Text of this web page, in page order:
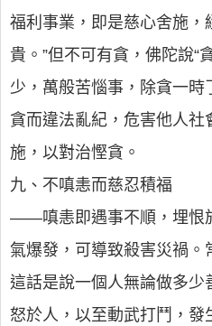
福利事業，即是慈心舍施，
貴。”但不可有貪，佛陀說“
少，萬般苦惱事，除貪一時
貪而違法亂紀，危害他人社
施，以對治慳貪。
九、不嗔恚而慈忍積福
——嗔恚即遇事不順，埋恨
氣爆發，可導致殺害災禍。
這話是說一個人無論做多少
怒於人，以至動武打鬥，發